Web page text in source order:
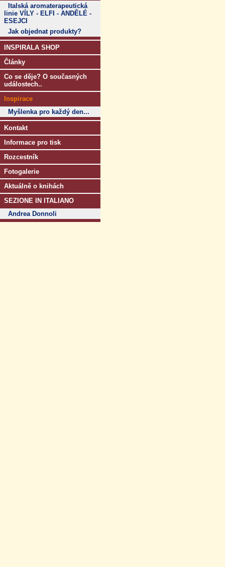
Italská aromaterapeutická
linie VÍLY - ELFI - ANDĚLÉ -
ESEJCI
Jak objednat produkty?
INSPIRALA SHOP
Články
Co se děje? O současných
událostech..
Inspirace
Myšlenka pro každý den...
Kontakt
Informace pro tisk
Rozcestník
Fotogalerie
Aktuálně o knihách
SEZIONE IN ITALIANO
Andrea Donnoli